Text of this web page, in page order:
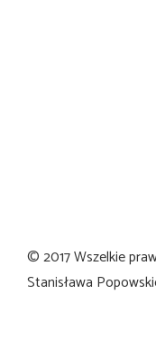
© 2017 Wszelkie
Stanisława